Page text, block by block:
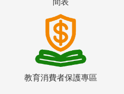
教育消費者保護專區